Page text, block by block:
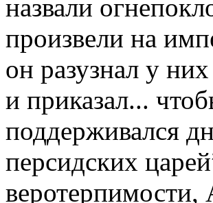
назвали
произвели на
он разузнал у
и приказал...
поддерживался
персидских